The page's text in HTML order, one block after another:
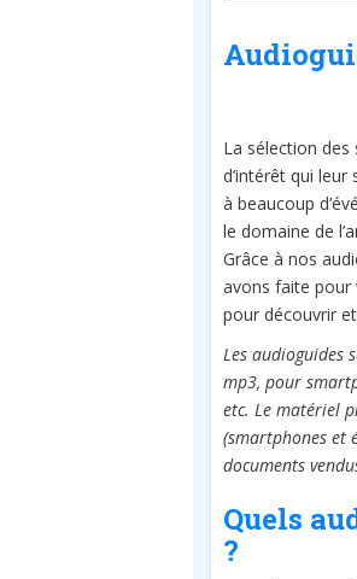
La sélection
d’intérêt qui
à beaucoup
le domaine de
Grâce à nos
avons faite pour
pour découvrir
Les audioguides
mp3, pour
etc. Le matériel
(smartphones et
documents
Quels
?